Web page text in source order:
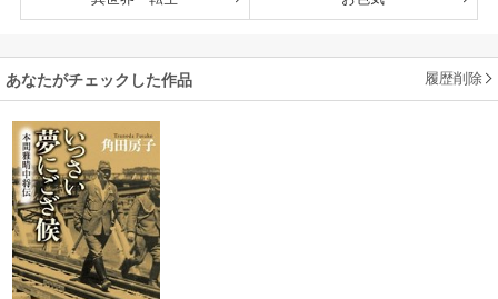
あなたがチェックした作品 履歴削除